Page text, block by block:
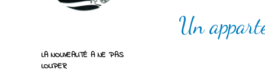
Un
LA NOUVEAUTÉ A NE PAS
LOUPER